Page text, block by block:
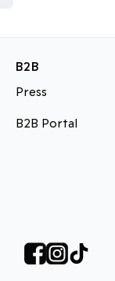
B2B
Press
B2B Portal